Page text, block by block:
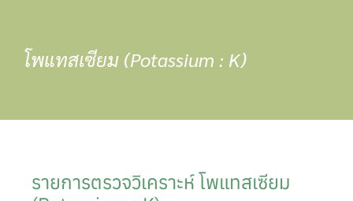
contentโพแทสเซียม (Potassium : K)
รายการตรวจวิเคราะห์ โพแทสเซียม